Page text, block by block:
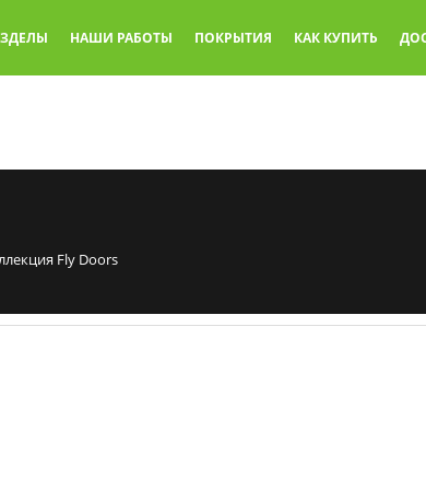
НАШИ РАБОТЫ ПОКРЫТИЯ КАК КУПИТЬ
Fly Doors